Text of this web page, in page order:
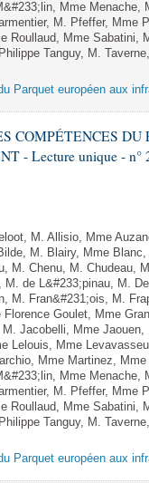
Mme Menache,
M. Pfeffer, Mme
Roullaud, Mme
Tanguy, M.
Parquet européen aux
COMPÉTENCES
- Lecture unique - n°
M. Allisio, Mme
M. Blairy, Mme
M. Chenu, M. Chudeau,
de L&#233;pinau, M.
M. Fran&#231;ois, M.
Goulet, Mme
Jacobelli, Mme
Lelouis, Mme
Mme Martinez,
Mme Menache,
M. Pfeffer, Mme
Roullaud, Mme
Tanguy, M.
Parquet européen aux